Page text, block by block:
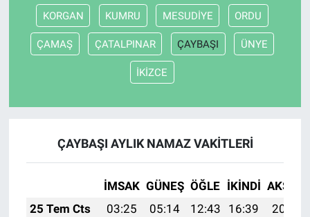
KORGAN KUMRU MESUDİYE ORDU
ÇAMAŞ ÇATALPINAR ÇAYBAŞI ÜNYE
İKİZCE
ÇAYBAŞI AYLIK NAMAZ VAKITLERI
İMSAK GÜNEŞ ÖĞLE İKINDI AKŞAM
25 Tem Cts
03:25 05:14 12:43 16:39
20:03